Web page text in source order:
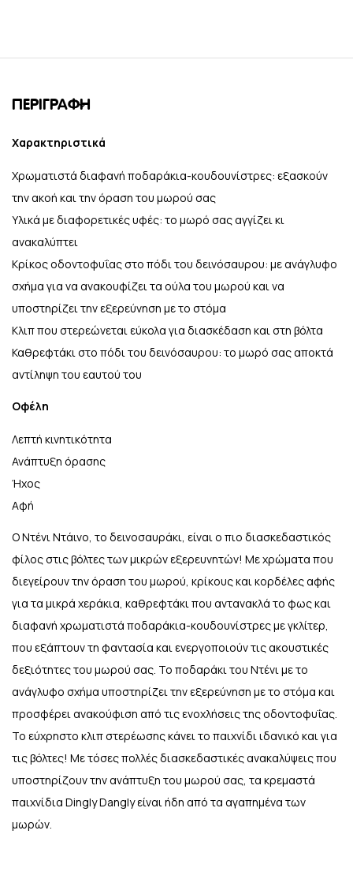
ΠΕΡΙΓΡΑΦΉ
Χαρακτηριστικά
Χρωματιστά διαφανή ποδαράκια-κουδουνίστρες: εξασκούν
την ακοή και την όραση του μωρού σας
Υλικά με διαφορετικές υφές: το μωρό σας αγγίζει κι
ανακαλύπτει
Κρίκος οδοντοφυΐας στο πόδι του δεινόσαυρου: με ανάγλυφο
σχήμα για να ανακουφίζει τα ούλα του μωρού και να
υποστηρίζει την εξερεύνηση με το στόμα
Κλιπ που στερεώνεται εύκολα για διασκέδαση και στη βόλτα
Καθρεφτάκι στο πόδι του δεινόσαυρου: το μωρό σας αποκτά
αντίληψη του εαυτού του
Οφέλη
Λεπτή κινητικότητα
Ανάπτυξη όρασης
Ήχος
Αφή
Ο Ντένι Ντάινο, το δεινοσαυράκι, είναι ο πιο διασκεδαστικός
φίλος στις βόλτες των μικρών εξερευνητών! Με χρώματα που
διεγείρουν την όραση του μωρού, κρίκους και κορδέλες αφής
για τα μικρά χεράκια, καθρεφτάκι που αντανακλά το φως και
διαφανή χρωματιστά ποδαράκια-κουδουνίστρες με γκλίτερ,
που εξάπτουν τη φαντασία και ενεργοποιούν τις ακουστικές
δεξιότητες του μωρού σας. Το ποδαράκι του Ντένι με το
ανάγλυφο σχήμα υποστηρίζει την εξερεύνηση με το στόμα και
προσφέρει ανακούφιση από τις ενοχλήσεις της οδοντοφυΐας.
Το εύχρηστο κλιπ στερέωσης κάνει το παιχνίδι ιδανικό και για
τις βόλτες! Με τόσες πολλές διασκεδαστικές ανακαλύψεις που
υποστηρίζουν την ανάπτυξη του μωρού σας, τα κρεμαστά
παιχνίδια Dingly Dangly είναι ήδη από τα αγαπημένα των
μωρών.